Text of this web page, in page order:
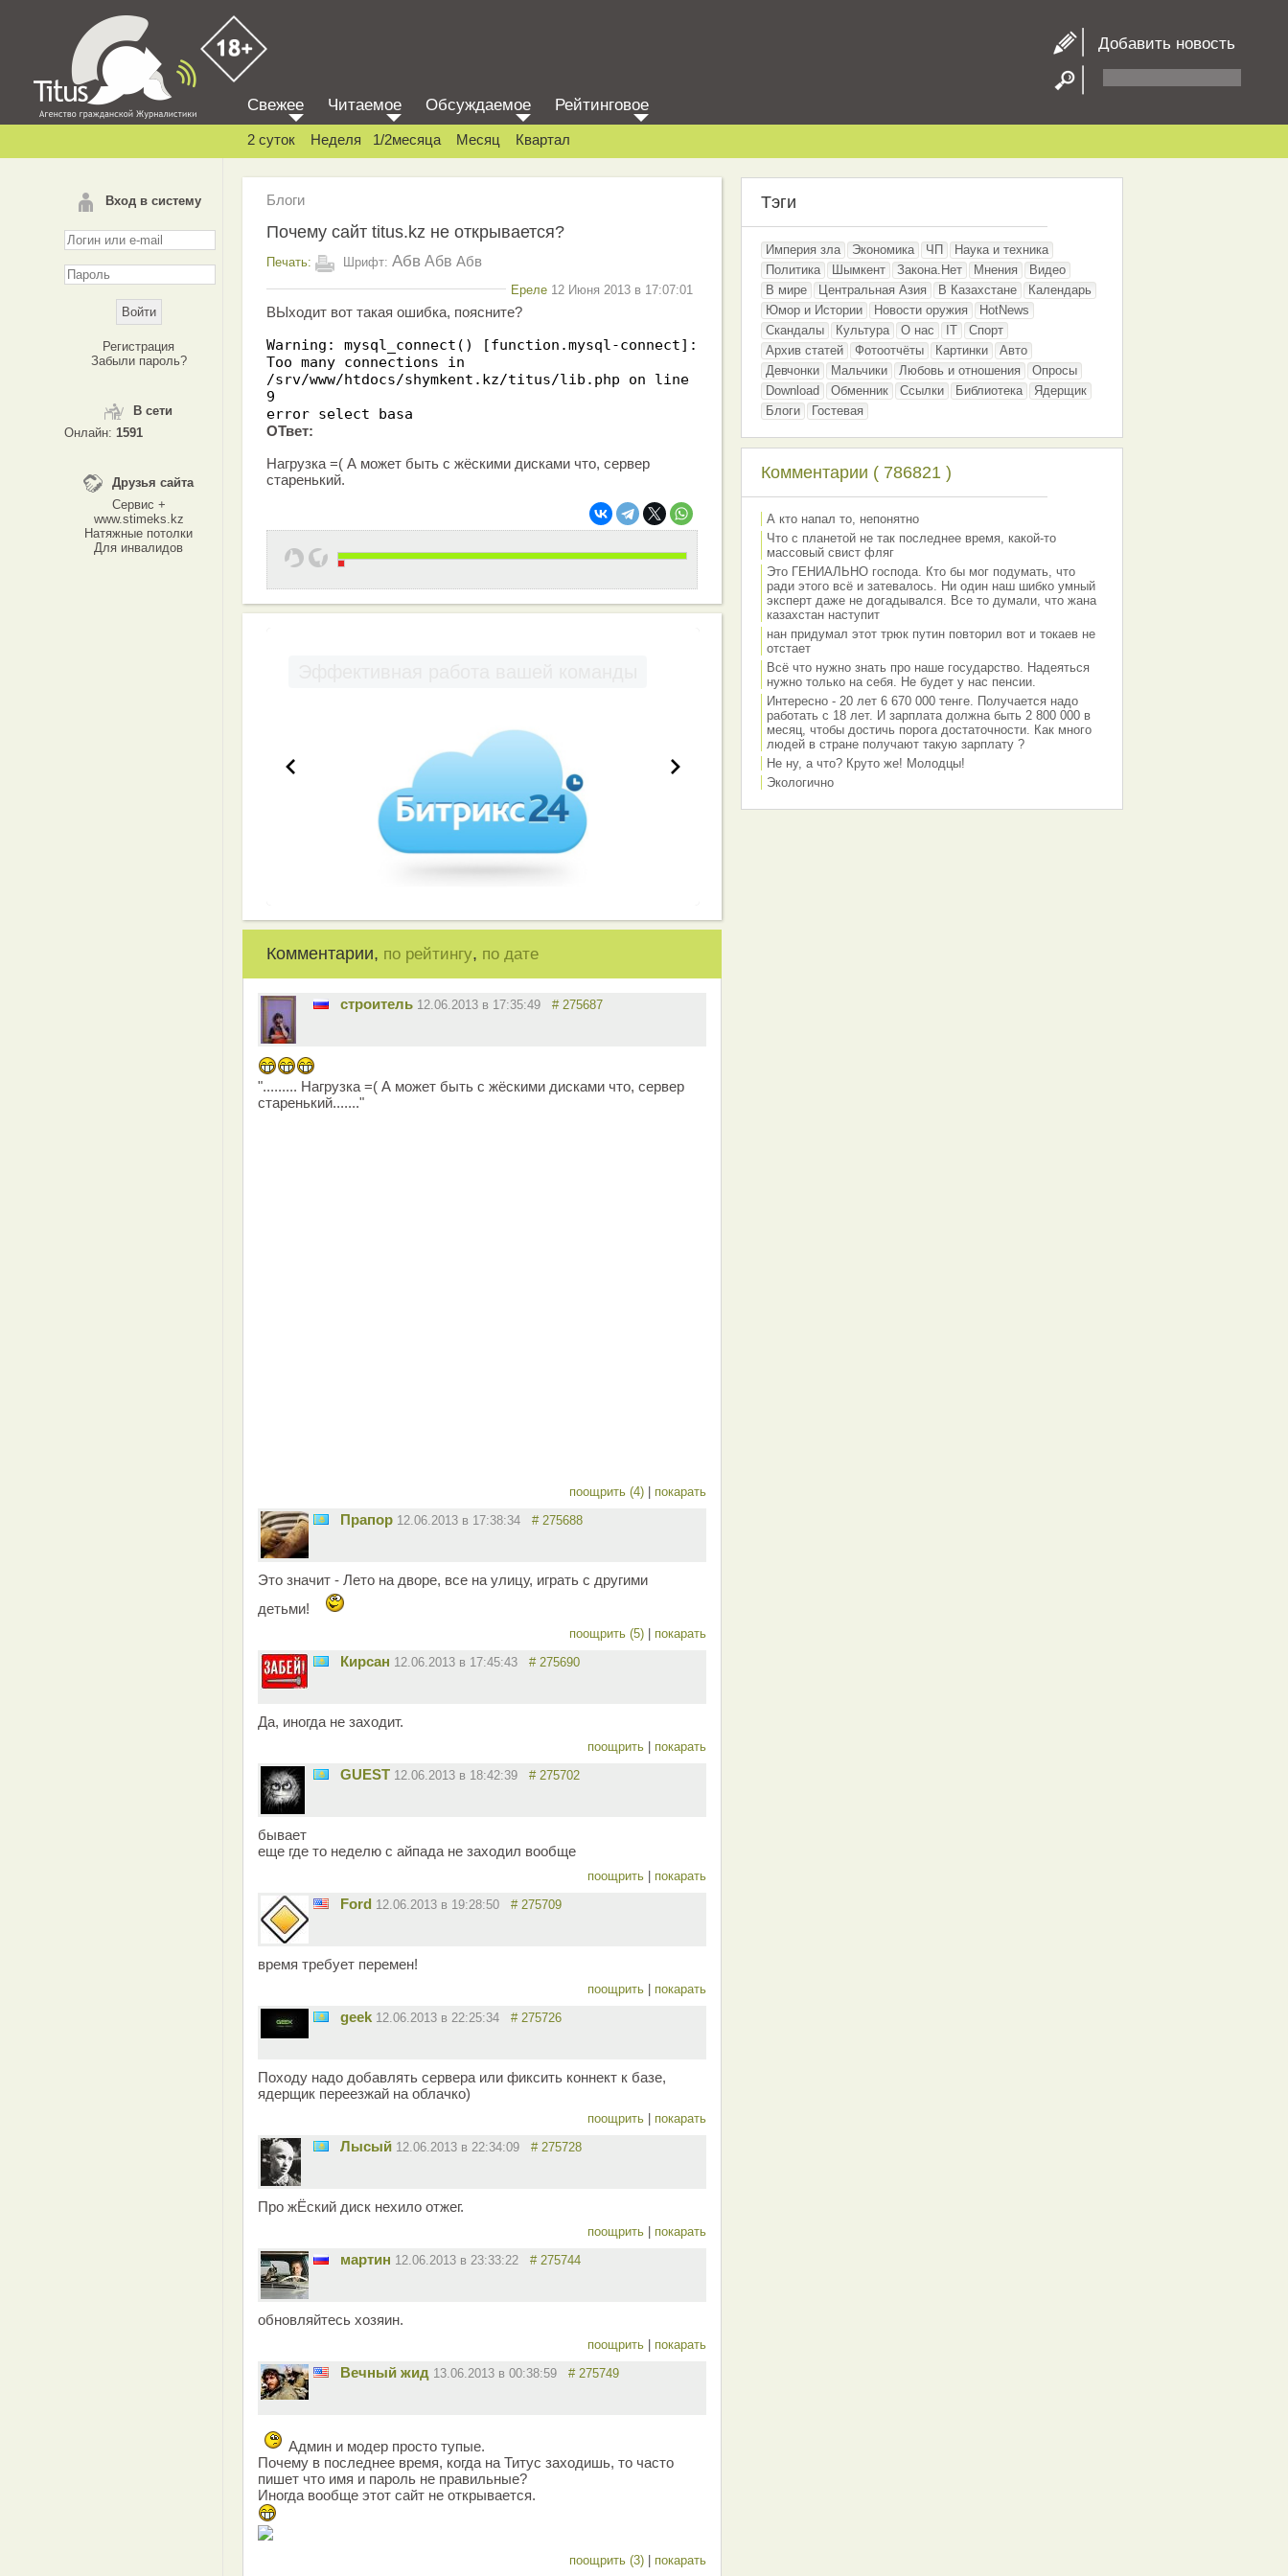
Добавить новость
Вход в систему
Регистрация
Забыли пароль?
В сети
Онлайн: 1591
Друзья сайта
Сервис +
www.stimeks.kz
Натяжные потолки
Для инвалидов
Свежее Читаемое Обсуждаемое Рейтинговое
2 суток Неделя 1/2месяца Месяц Квартал
Блоги
Почему сайт titus.kz не открывается?
Печать: Шрифт: Абв Абв Абв
Ереле 12 Июня 2013 в 17:07:01
ВЫходит вот такая ошибка, поясните?
Warning: mysql_connect() [function.mysql-connect]:
Too many connections in
/srv/www/htdocs/shymkent.kz/titus/lib.php on line
9
error select basa
ОТвет:
Нагрузка =( А может быть с жёскими дисками что, сервер
старенький.
Комментарии, по рейтингу, по дате
строитель 12.06.2013 в 17:35:49 # 275687
"......... Нагрузка =( А может быть с жёскими дисками что, сервер
старенький......."
поощрить (4) покарать
Прапор 12.06.2013 в 17:38:34 # 275688
Это значит - Лето на дворе, все на улицу, играть с другими
детьми!
поощрить (5) покарать
Кирсан 12.06.2013 в 17:45:43 # 275690
Да, иногда не заходит.
поощрить покарать
GUEST 12.06.2013 в 18:42:39 # 275702
бывает
еще где то неделю с айпада не заходил вообще
поощрить покарать
Ford 12.06.2013 в 19:28:50 # 275709
время требует перемен!
поощрить покарать
geek 12.06.2013 в 22:25:34 # 275726
Походу надо добавлять сервера или фиксить коннект к базе,
ядерщик переезжай на облачко)
поощрить покарать
Лысый 12.06.2013 в 22:34:09 # 275728
Про жЁский диск нехило отжег.
поощрить покарать
мартин 12.06.2013 в 23:33:22 # 275744
обновляйтесь хозяин.
поощрить покарать
Вечный жид 13.06.2013 в 00:38:59 # 275749
Админ и модер просто тупые.
Почему в последнее время, когда на Титус заходишь, то часто
пишет что имя и пароль не правильные?
Иногда вообще этот сайт не открывается.
поощрить (3) покарать
Тэги
Империя зла Экономика ЧП
Наука и техника
Политика
Шымкент Закона.Нет Мнения
Видео
В мире
Центральная Азия В Казахстане
Календарь
Юмор и Истории
Новости оружия
HotNews
Скандалы
Культура О нас IT
Спорт
Архив статей
Фотоотчёты Картинки
Авто
Девчонки
Мальчики Любовь и отношения
Опросы
Download
Обменник Ссылки Библиотека
Ядерщик
Блоги
Гостевая
Комментарии ( 786821 )
А кто напал то, непонятно
Что с планетой не так последнее время, какой-то
массовый свист фляг
Это ГЕНИАЛЬНО господа. Кто бы мог подумать, что
ради этого всё и затевалось. Ни один наш шибко умный
эксперт даже не догадывался. Все то думали, что жана
казахстан наступит
нан придумал этот трюк путин повторил вот и токаев не
отстает
Всё что нужно знать про наше государство. Надеяться
нужно только на себя. Не будет у нас пенсии.
Интересно - 20 лет 6 670 000 тенге. Получается надо
работать с 18 лет. И зарплата должна быть 2 800 000 в
месяц, чтобы достичь порога достаточности. Как много
людей в стране получают такую зарплату ?
Не ну, а что? Круто же! Молодцы!
Экологично